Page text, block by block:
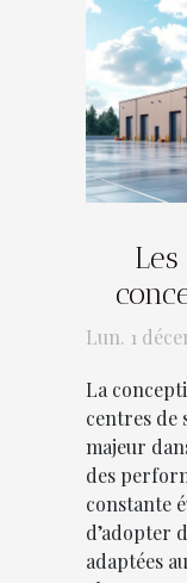
Lun. 1
La
centres de
majeur
des
constante
d’adopter
adaptées